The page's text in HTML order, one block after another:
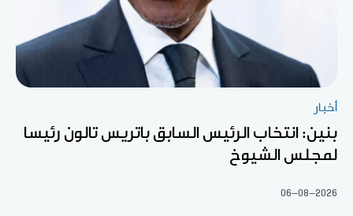
أخبار
بنين: انتخاب الرئيس السابق باتريس تالون رئيسا
لمجلس الشيوخ
06-08-2026